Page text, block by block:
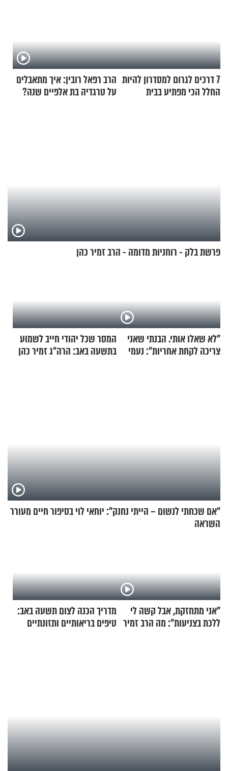
7 דרכים לגרום למסדרון להיות
החלל הכי מפתיע בבית
הרב רפאל רובין: איך מתאבלים
על טרגדיה בת אלפיים שנה?
פרשת בלק - רוחניות מדומה - הרב זמיר כהן
"לא שאלו אותי. הבנתי שאני
צריכה לקחת אחריות": נעמי
המסר שכל יהודי חייב לשמוע
בתשעה באב: הרה"ג זמיר כהן
"אם שכחתי לנשום – הייתי נחנק": יוחאי לוי בסיפור חיים מעורר
השראה
"אני מתחזקת, אבל קשה לי
ללכת בצניעות": מה הרב זמיר
מדריך הכנה לצום תשעה באב:
טיפים בריאותיים ותזונתיים